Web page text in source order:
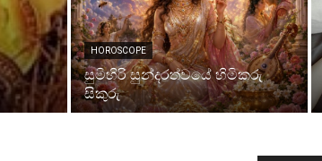
HOROSCOPE
සුමිහිරි සුන්දරත්වයේ හිමිකරු
සිකුරු